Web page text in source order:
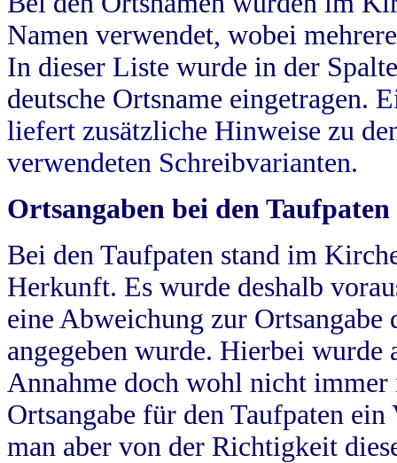
Namen verwendet, wobei
In dieser Liste wurde in der
deutsche Ortsname eingetragen.
liefert zusätzliche Hinweise zu
verwendeten Schreibvarianten.
Ortsangaben bei den Taufpaten
Bei den Taufpaten stand im
Herkunft. Es wurde deshalb
eine Abweichung zur
angegeben wurde. Hierbei wurde
Annahme doch wohl nicht
Ortsangabe für den Taufpaten
man aber von der Richtigkeit